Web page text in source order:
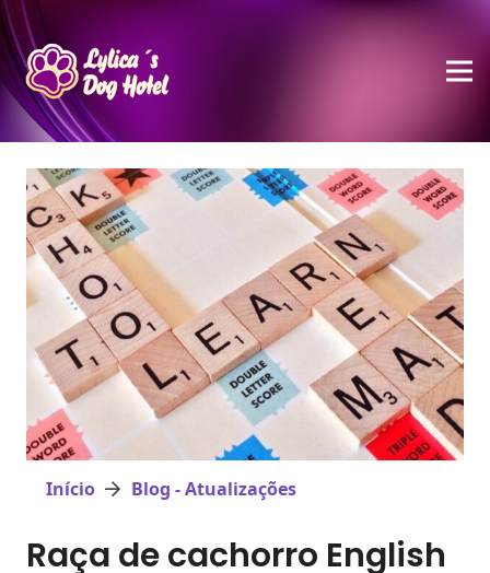
Início Blog - Atualizações
Raça de cachorro English